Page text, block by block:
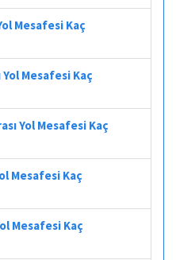
Mesafesi Kaç
Mesafesi Kaç
Yol Mesafesi Kaç
Mesafesi Kaç
Mesafesi Kaç